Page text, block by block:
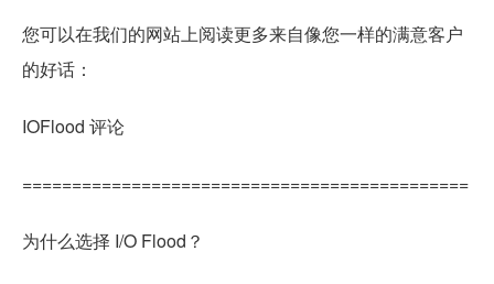
您可以在我们的网站上阅读更多来自像您一样的满意客户
的好话：
IOFlood 评论
=============================================
为什么选择 I/O Flood？